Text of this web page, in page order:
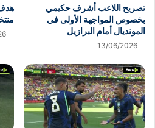
تصريح اللاعب أشرف حكيمي
بخصوص المواجهة الأولى في
المونديال أمام البرازيل
13/06/2026